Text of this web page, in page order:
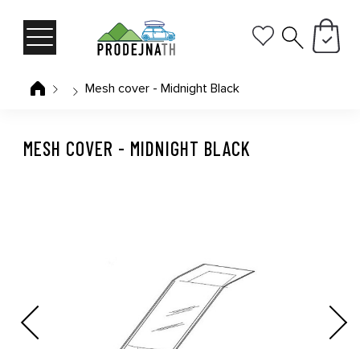
Mesh cover - Midnight Black
Previous Next
MESH COVER - MIDNIGHT BLACK